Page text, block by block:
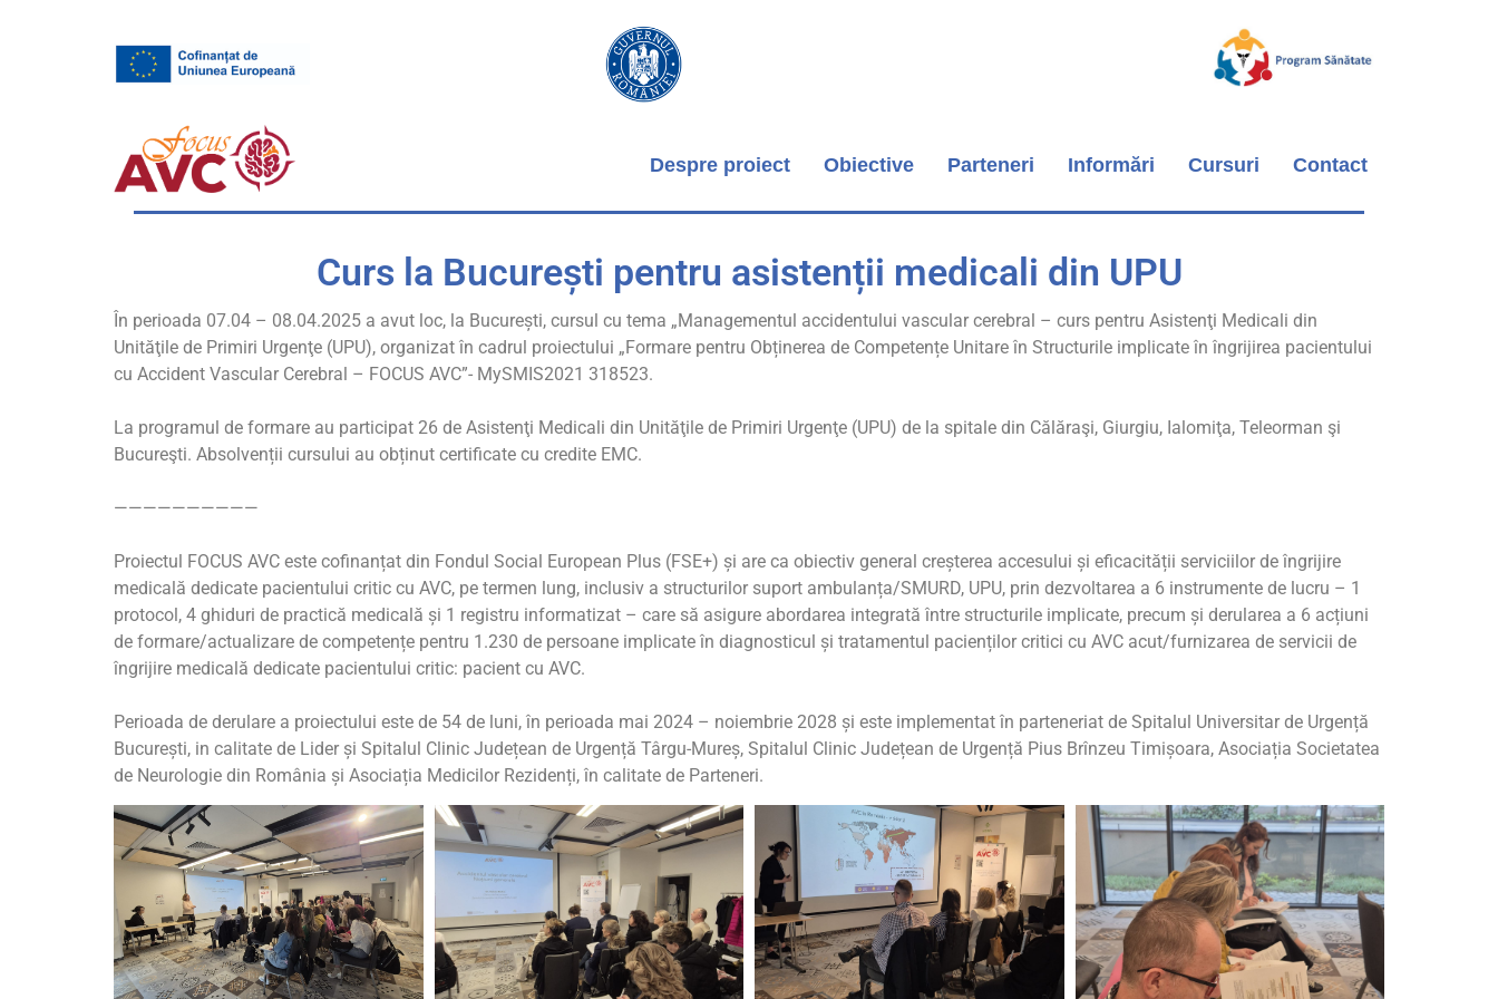
Despre proiect Obiective Parteneri Informări Cursuri Contact
Curs la București pentru asistenții medicali din UPU
În perioada 07.04 – 08.04.2025 a avut loc, la București, cursul cu tema „Managementul accidentului vascular cerebral – curs pentru Asistenţi Medicali din
Unităţile de Primiri Urgenţe (UPU), organizat în cadrul proiectului „Formare pentru Obținerea de Competențe Unitare în Structurile implicate în îngrijirea pacientului
cu Accident Vascular Cerebral – FOCUS AVC”- MySMIS2021 318523.
La programul de formare au participat 26 de Asistenţi Medicali din Unităţile de Primiri Urgenţe (UPU) de la spitale din Călăraşi, Giurgiu, Ialomiţa, Teleorman şi
Bucureşti. Absolvenții cursului au obținut certificate cu credite EMC.
——————————
Proiectul FOCUS AVC este cofinanțat din Fondul Social European Plus (FSE+) și are ca obiectiv general creșterea accesului și eficacității serviciilor de îngrijire
medicală dedicate pacientului critic cu AVC, pe termen lung, inclusiv a structurilor suport ambulanța/SMURD, UPU, prin dezvoltarea a 6 instrumente de lucru – 1
protocol, 4 ghiduri de practică medicală și 1 registru informatizat – care să asigure abordarea integrată între structurile implicate, precum și derularea a 6 acțiuni
de formare/actualizare de competențe pentru 1.230 de persoane implicate în diagnosticul și tratamentul pacienților critici cu AVC acut/furnizarea de servicii de
îngrijire medicală dedicate pacientului critic: pacient cu AVC.
Perioada de derulare a proiectului este de 54 de luni, în perioada mai 2024 – noiembrie 2028 și este implementat în parteneriat de Spitalul Universitar de Urgență
București, in calitate de Lider și Spitalul Clinic Județean de Urgență Târgu-Mureș, Spitalul Clinic Județean de Urgență Pius Brînzeu Timișoara, Asociația Societatea
de Neurologie din România și Asociația Medicilor Rezidenți, în calitate de Parteneri.